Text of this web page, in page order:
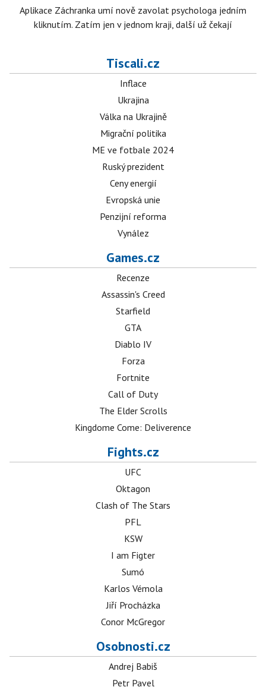
Aplikace Záchranka umí nově zavolat psychologa jedním
kliknutím. Zatím jen v jednom kraji, další už čekají
Tiscali.cz
Inflace
Ukrajina
Válka na Ukrajině
Migrační politika
ME ve fotbale 2024
Ruský prezident
Ceny energií
Evropská unie
Penzijní reforma
Vynález
Games.cz
Recenze
Assassin's Creed
Starfield
GTA
Diablo IV
Forza
Fortnite
Call of Duty
The Elder Scrolls
Kingdome Come: Deliverence
Fights.cz
UFC
Oktagon
Clash of The Stars
PFL
KSW
I am Figter
Sumó
Karlos Vémola
Jiří Procházka
Conor McGregor
Osobnosti.cz
Andrej Babiš
Petr Pavel